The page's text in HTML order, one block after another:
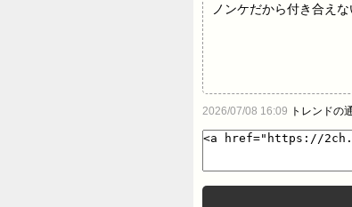
ノンケだから付き合え
2026/07/08 16:09 トレンドの